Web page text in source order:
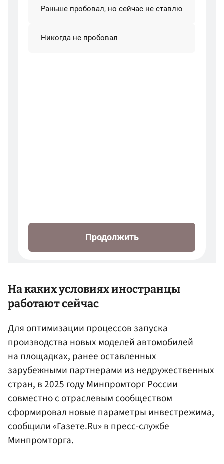
На каких условиях иностранцы
работают сейчас
Для оптимизации процессов запуска
производства новых моделей автомобилей
на площадках, ранее оставленных
зарубежными партнерами из недружественных
стран, в 2025 году Минпромторг России
совместно с отраслевым сообществом
сформировал новые параметры инвестрежима,
сообщили «Газете.Ru» в пресс-службе
Минпромторга.